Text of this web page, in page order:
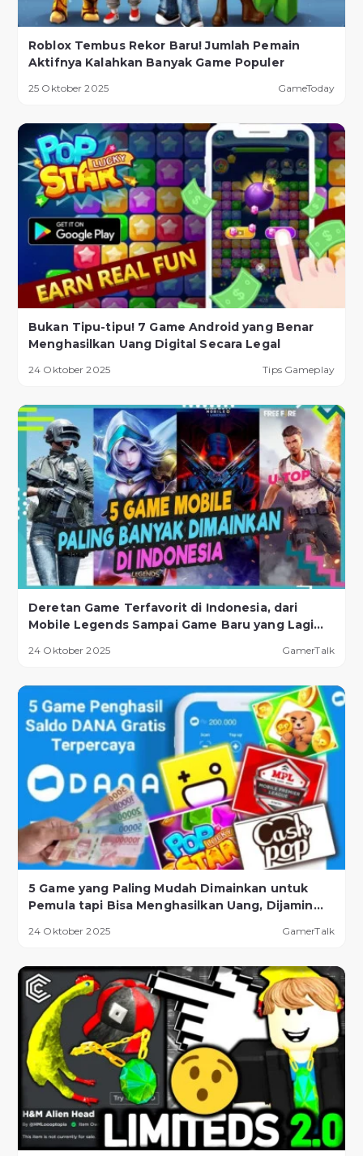
Roblox Tembus Rekor Baru! Jumlah Pemain
Aktifnya Kalahkan Banyak Game Populer
25 Oktober 2025 GameToday
Bukan Tipu-tipu! 7 Game Android yang Benar
Menghasilkan Uang Digital Secara Legal
24 Oktober 2025 Tips Gameplay
Deretan Game Terfavorit di Indonesia, dari
Mobile Legends Sampai Game Baru yang Lagi
24 Oktober 2025 GamerTalk
5 Game yang Paling Mudah Dimainkan untuk
Pemula tapi Bisa Menghasilkan Uang, Dijamin
24 Oktober 2025 GamerTalk